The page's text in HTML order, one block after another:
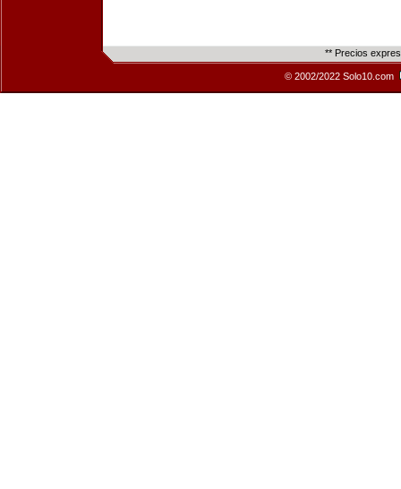
** Precios
© 2002/2022 Solo10.com